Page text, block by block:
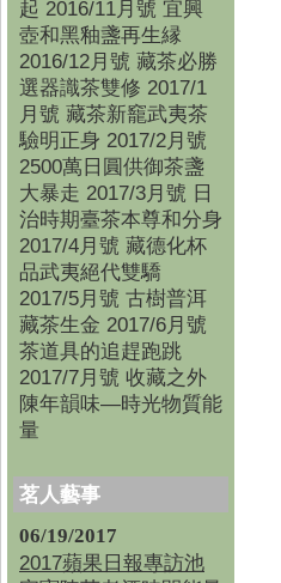
起 2016/11月號 宜興
壺和黑釉盞再生縁
2016/12月號 藏茶必勝
選器識茶雙修 2017/1
月號 藏茶新竉武夷茶
驗明正身 2017/2月號
2500萬日圓供御茶盞
大暴走 2017/3月號 日
治時期臺茶本尊和分身
2017/4月號 藏德化杯
品武夷絕代雙驕
2017/5月號 古樹普洱
藏茶生金 2017/6月號
茶道具的追趕跑跳
2017/7月號 收藏之外
陳年韻味—時光物質能
量
茗人藝事
06/19/2017
2017蘋果日報專訪池